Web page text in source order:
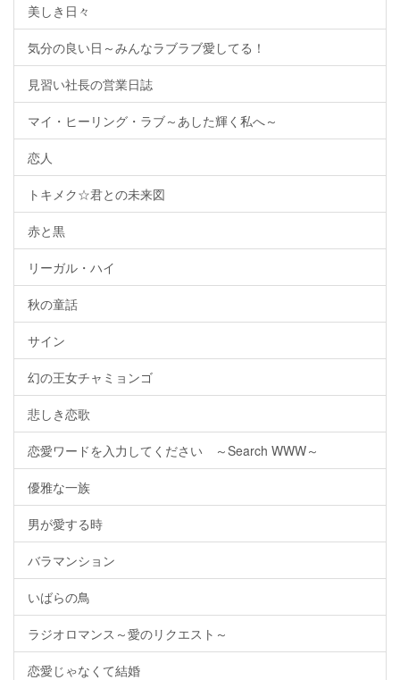
美しき日々
気分の良い日～みんなラブラブ愛してる！
見習い社長の営業日誌
マイ・ヒーリング・ラブ～あした輝く私へ～
恋人
トキメク☆君との未来図
赤と黒
リーガル・ハイ
秋の童話
サイン
幻の王女チャミョンゴ
悲しき恋歌
恋愛ワードを入力してください ～Search WWW～
優雅な一族
男が愛する時
バラマンション
いばらの鳥
ラジオロマンス～愛のリクエスト～
恋愛じゃなくて結婚